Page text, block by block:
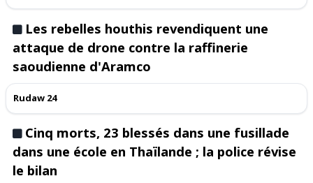
Les rebelles houthis revendiquent une
attaque de drone contre la raffinerie
saoudienne d'Aramco
Rudaw 24
Cinq morts, 23 blessés dans une fusillade
dans une école en Thaïlande ; la police révise
le bilan